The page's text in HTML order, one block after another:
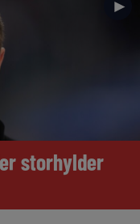
►
storhylder